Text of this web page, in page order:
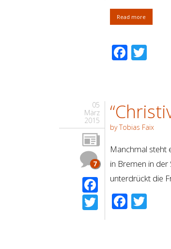
Read more
05
März
2015
7
Facebook
Twitter
by Tobias Faix
Manchmal steht
in Bremen in der
unterdrückt die